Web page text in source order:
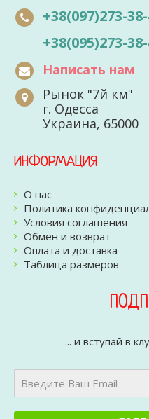
+38(097)273-
+38(095)273-
Написать нам
Рынок "7й км"
г. Одесса
Украина, 65000
ИНФОРМАЦИЯ
О нас
Политика
Условия соглашения
Обмен и возврат
Оплата и доставка
Таблица размеров
... и вступай в